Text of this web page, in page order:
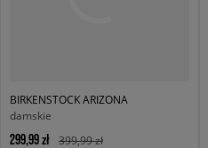
BIRKENSTOCK ARIZONA
damskie
299,99 zł
399,99 zł